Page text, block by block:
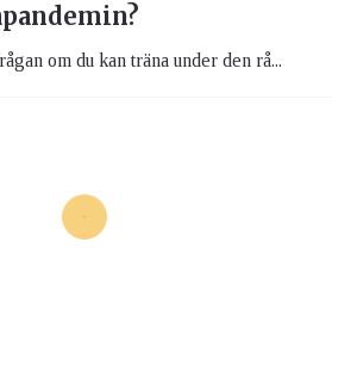
om du kan träna under den rå...